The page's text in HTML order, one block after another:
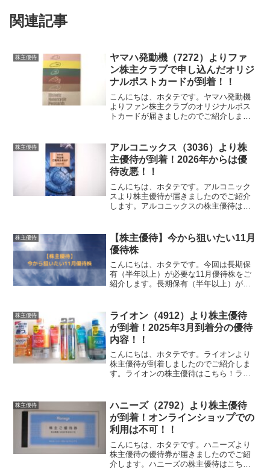
関連記事
株主優待
ヤマハ発動機（7272）よりファ
ン株主クラブで申し込んだオリジ
ナルポストカードが到着！！
こんにちは、ホタテです。ヤマハ発動機
よりファン株主クラブのオリジナルポス
トカードが届きましたのでご紹介しま
ラブのプレゼントで届いたのは、モータ
ーサイクルの燃料タンクをモ...
株主優待
アルコニックス（3036）より株
主優待が到着！2026年からは優
待改悪！！
こんにちは、ホタテです。アルコニック
スより株主優待が届きましたのでご紹介
します。アルコニックスの株主優待はこ
によりカタログギフトのコースが異なり
選択できる点数も異なりま...
株主優待
【株主優待】今から狙いたい11月
優待株
こんにちは、ホタテです。今回は長期保
有（半年以上）が必要な11月優待株をご
紹介します。長期保有（半年以上）が必
レッシング、パスタソース製造販売を行
う企業です。自社...
株主優待
ライオン（4912）より株主優待
が到着！2025年3月到着分の優待
内容！！
こんにちは、ホタテです。ライオンより
株主優待が到着しましたのでご紹介しま
す。ライオンの株主優待はこちら！ライ
り、新商品を中心とした自社製品が届き
ます。2024年12月権利...
株主優待
ハニーズ（2792）より株主優待
が到着！オンラインショップでの
利用は不可！！
こんにちは、ホタテです。ハニーズより
株主優待の優待券が届きましたのでご紹
介します。ハニーズの株主優待はこち